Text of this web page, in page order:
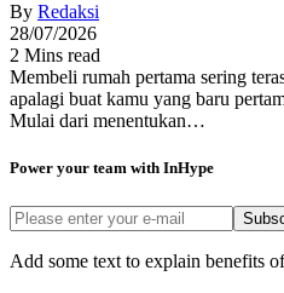
By Redaksi
28/07/2026
2 Mins read
Membeli rumah pertama sering
apalagi buat kamu yang baru
Mulai dari menentukan…
Power your team with InHype
Add some text to explain benefits